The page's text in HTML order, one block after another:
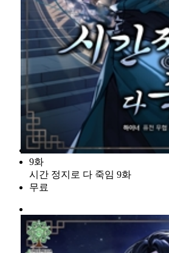
9화
시간 정지로 다 죽임 9화
무료